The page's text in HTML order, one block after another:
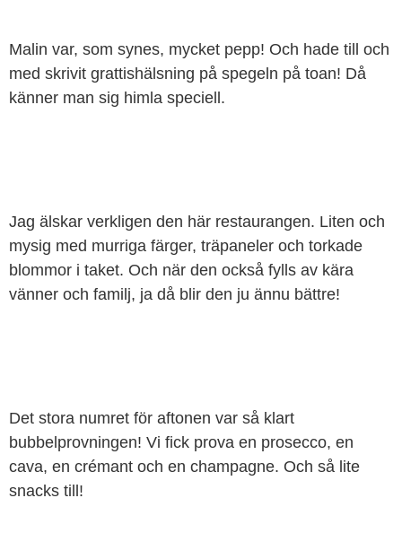
Malin var, som synes, mycket pepp! Och hade till och
med skrivit grattishälsning på spegeln på toan! Då
känner man sig himla speciell.
Jag älskar verkligen den här restaurangen. Liten och
mysig med murriga färger, träpaneler och torkade
blommor i taket. Och när den också fylls av kära
vänner och familj, ja då blir den ju ännu bättre!
Det stora numret för aftonen var så klart
bubbelprovningen! Vi fick prova en prosecco, en
cava, en crémant och en champagne. Och så lite
snacks till!